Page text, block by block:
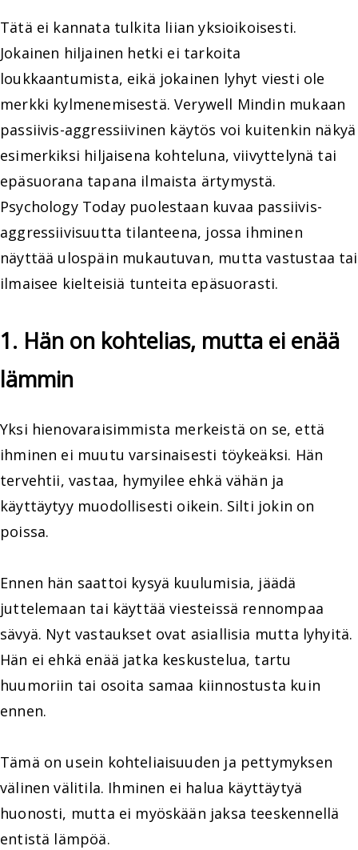
Tätä ei kannata tulkita liian yksioikoisesti.
Jokainen hiljainen hetki ei tarkoita
loukkaantumista, eikä jokainen lyhyt viesti ole
merkki kylmenemisestä. Verywell Mindin mukaan
passiivis-aggressiivinen käytös voi kuitenkin näkyä
esimerkiksi hiljaisena kohteluna, viivyttelynä tai
epäsuorana tapana ilmaista ärtymystä.
Psychology Today puolestaan kuvaa passiivis-
aggressiivisuutta tilanteena, jossa ihminen
näyttää ulospäin mukautuvan, mutta vastustaa tai
ilmaisee kielteisiä tunteita epäsuorasti.
1. Hän on kohtelias, mutta ei enää
lämmin
Yksi hienovaraisimmista merkeistä on se, että
ihminen ei muutu varsinaisesti töykeäksi. Hän
tervehtii, vastaa, hymyilee ehkä vähän ja
käyttäytyy muodollisesti oikein. Silti jokin on
poissa.
Ennen hän saattoi kysyä kuulumisia, jäädä
juttelemaan tai käyttää viesteissä rennompaa
sävyä. Nyt vastaukset ovat asiallisia mutta lyhyitä.
Hän ei ehkä enää jatka keskustelua, tartu
huumoriin tai osoita samaa kiinnostusta kuin
ennen.
Tämä on usein kohteliaisuuden ja pettymyksen
välinen välitila. Ihminen ei halua käyttäytyä
huonosti, mutta ei myöskään jaksa teeskennellä
entistä lämpöä.